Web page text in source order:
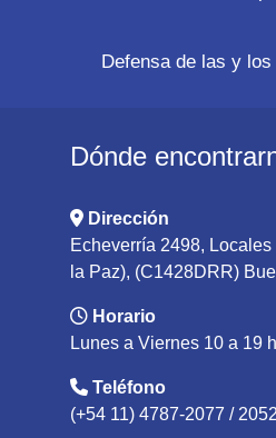
Defensa de las y
Dónde
Dirección
Echeverría 2498,
la Paz), (C1428DRR)
Horario
Lunes a Viernes 10 a 19
Teléfono
(+54 11) 4787-2077 / 2052